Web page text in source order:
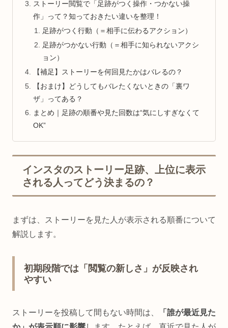
ストーリー閲覧で「足跡がつく操作・つかない操
作」って？知っておきたい違いを整理！
足跡がつく行動（＝相手に伝わるアクション）
足跡がつかない行動（＝相手に知られないアクシ
ョン）
【補足】ストーリーを何回見たかはバレるの？
【おまけ】どうしてもバレたくないときの「裏ワ
ザ」ってある？
まとめ｜足跡の順番や見た回数は“気にしすぎなくて
OK”
インスタのストーリー足跡、上位に表示
される人ってどう決まるの？
まずは、ストーリーを見た人が表示される順番について
解説します。
初期段階では「閲覧の新しさ」が反映され
やすい
ストーリーを投稿して間もない時間は、
「誰が最近見た